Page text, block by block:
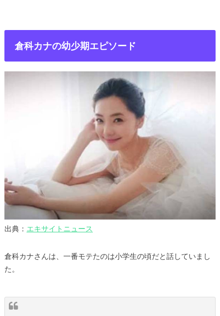
倉科カナの幼少期エピソード
出典： エキサイトニュース
倉科カナさんは、一番モテたのは小学生の頃だと話していまし
た。